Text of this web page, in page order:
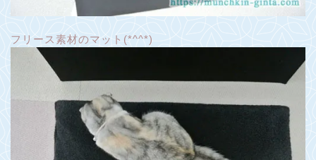
フリース素材のマット(*^^*)